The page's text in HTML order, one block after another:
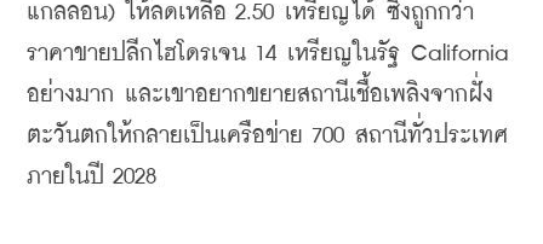
แกลลอน) ให้ลดเหลือ 2.50 เหรียญได้ ซึ่งถูกกว่า
ราคาขายปลีกไฮโดรเจน 14 เหรียญในรัฐ California
อย่างมาก และเขาอยากขยายสถานีเชื้อเพลิงจากฝั่ง
ตะวันตกให้กลายเป็นเครือข่าย 700 สถานีทั่วประเทศ
ภายในปี 2028